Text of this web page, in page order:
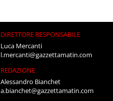
DIRETTORE RESPONSABILE
Luca Mercanti
l.mercanti@gazzettamatin.com
REDAZIONE
Alessandro Bianchet
a.bianchet@gazzettamatin.com